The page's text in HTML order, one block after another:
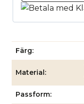
Färg
Material
Passform